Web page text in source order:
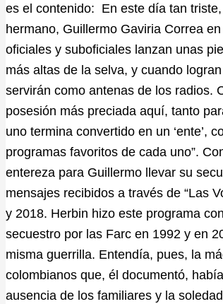
es el contenido: En este día tan
hermano, Guillermo Gaviria Correa
oficiales y suboficiales lanzan unas
más altas de la selva, y cuando
servirán como antenas de los radios.
posesión más preciada aquí, tanto
uno termina convertido en un ‘ente’,
programas favoritos de cada uno”.
entereza para Guillermo llevar su
mensajes recibidos a través de “Las
y 2018. Herbin hizo este programa
secuestro por las Farc en 1992 y en
misma guerrilla. Entendía, pues, la
colombianos que, él documentó,
ausencia de los familiares y la